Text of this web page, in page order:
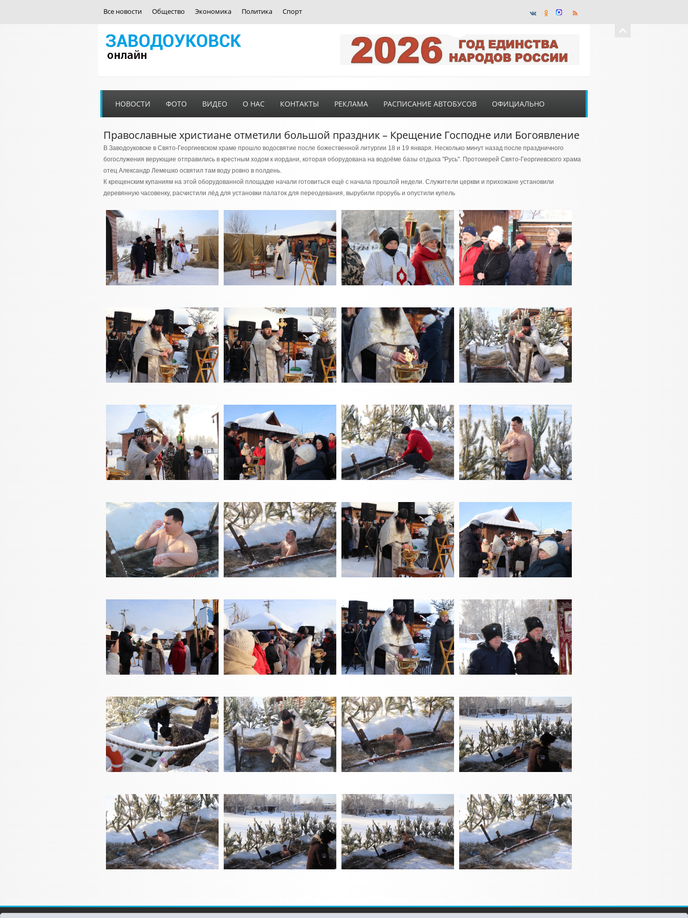
Все новости Общество Экономика Политика Спорт
НОВОСТИ ФОТО ВИДЕО О НАС КОНТАКТЫ РЕКЛАМА РАСПИСАНИЕ АВТОБУСОВ ОФИЦИАЛЬНО
Православные христиане отметили большой праздник – Крещение Господне или Богоявление
В Заводоуковске в Свято-Георгиевском храме прошло водосвятие после божественной литургии 18 и 19 января. Несколько минут назад после праздничного
богослужения верующие отправились в крестным ходом к иордани, которая оборудована на водоёме базы отдыха "Русь". Протоиерей Свято-Георгиевского храма
отец Александр Лемешко освятил там воду ровно в полдень.
К крещенским купаниям на этой оборудованной площадке начали готовиться ещё с начала прошлой недели. Служители церкви и прихожане установили
деревянную часовенку, расчистили лёд для установки палаток для переодевания, вырубили прорубь и опустили купель